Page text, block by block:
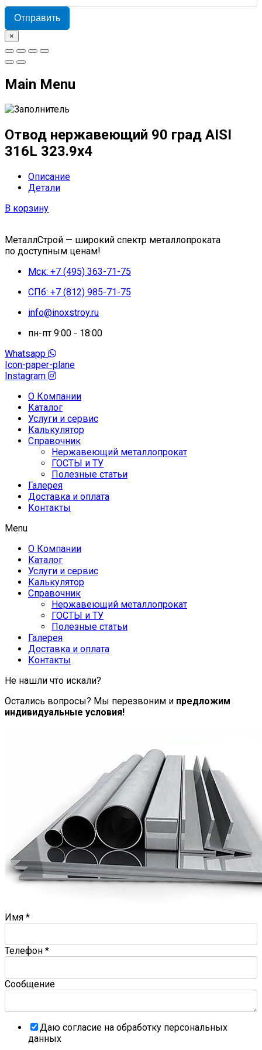
Отправить
×
Main Menu
Отвод нержавеющий 90 град AISI
316L 323.9х4
Описание
Детали
В корзину
МеталлСтрой — широкий спектр металлопроката
по доступным ценам!
Мск: +7 (495) 363-71-75
СПб: +7 (812) 985-71-75
info@inoxstroy.ru
пн-пт 9:00 - 18:00
Whatsapp
Icon-paper-plane
Instagram
О Компании
Каталог
Услуги и сервис
Калькулятор
Справочник
Нержавеющий металлопрокат
ГОСТЫ и ТУ
Полезные статьи
Галерея
Доставка и оплата
Контакты
Menu
О Компании
Каталог
Услуги и сервис
Калькулятор
Справочник
Нержавеющий металлопрокат
ГОСТЫ и ТУ
Полезные статьи
Галерея
Доставка и оплата
Контакты
Не нашли что искали?
Остались вопросы? Мы перезвоним и предложим
индивидуальные условия!
Имя *
Телефон *
Сообщение
Даю согласие на обработку персональных
данных